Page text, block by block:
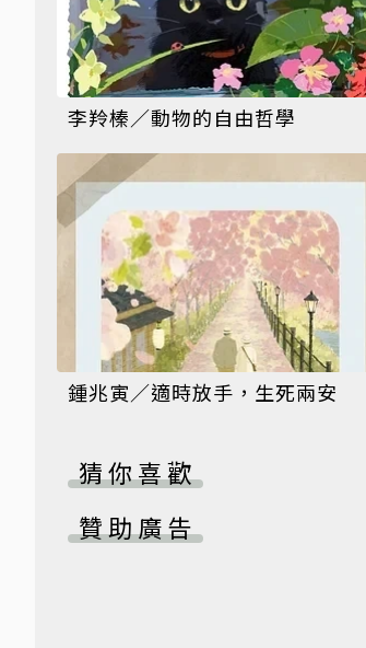
李羚榛／動物的自由哲學
鍾兆寅／適時放手，生死兩安
猜你喜歡
贊助廣告